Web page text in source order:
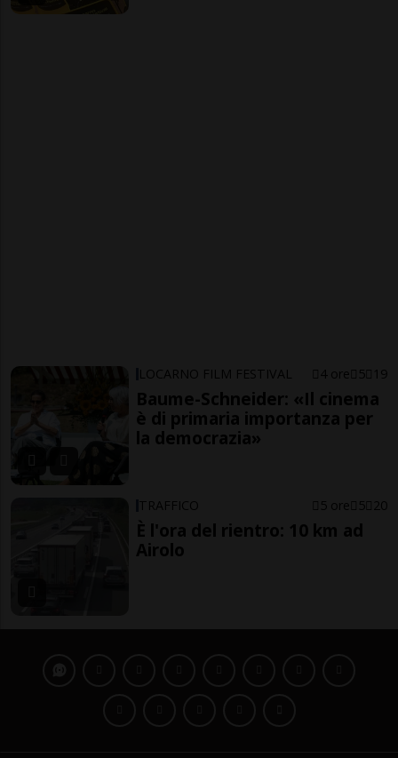
LOCARNO FILM FESTIVAL 4 ore 5 19
Baume-Schneider: «Il cinema
è di primaria importanza per
la democrazia»
TRAFFICO 5 ore 5 20
È l'ora del rientro: 10 km ad
Airolo